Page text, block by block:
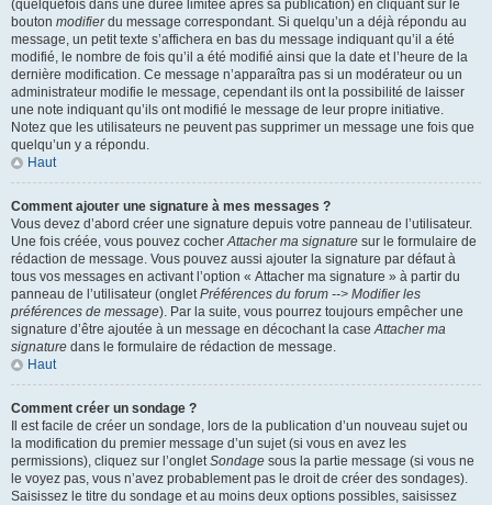
(quelquefois dans une durée limitée après sa publication) en cliquant sur le
bouton modifierdu message correspondant. Si quelqu’un a déjà répondu au
message, un petit texte s’affichera en bas du message indiquant qu’il a été
modifié, le nombre de fois qu’il a été modifié ainsi que la date et l’heure de la
dernière modification. Ce message n’apparaîtra pas si un modérateur ou un
administrateur modifie le message, cependant ils ont la possibilité de laisser
une note indiquant qu’ils ont modifié le message de leur propre initiative.
Notez que les utilisateurs ne peuvent pas supprimer un message une fois que
quelqu’un y a répondu.
Haut
Comment ajouter une signature à mes messages ?
Vous devez d’abord créer une signature depuis votre panneau de l’utilisateur.
Une fois créée, vous pouvez cocherAttacher ma signature sur le formulaire de
rédaction de message. Vous pouvez aussi ajouter la signature par défaut à
tous vos messages en activant l’option « Attacher ma signature » à partir du
panneau de l’utilisateur (ongletPréférences du forum --> Modifier les
préférences de message). Par la suite, vous pourrez toujours empêcher une
signature d’être ajoutée à un message en décochant la caseAttacher ma
signature dans le formulaire de rédaction de message.
Haut
Comment créer un sondage ?
Il est facile de créer un sondage, lors de la publication d’un nouveau sujet ou
la modification du premier message d’un sujet (si vous en avez les
permissions), cliquez sur l’ongletSondage sous la partie message (si vous ne
le voyez pas, vous n’avez probablement pas le droit de créer des sondages).
Saisissez le titre du sondage et au moins deux options possibles, saisissez